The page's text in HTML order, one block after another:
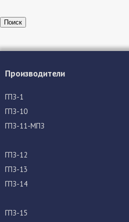
Поиск
Производители
ГПЗ-1
ГПЗ-10
ГПЗ-11-МПЗ
ГПЗ-12
ГПЗ-13
ГПЗ-14
ГПЗ-15